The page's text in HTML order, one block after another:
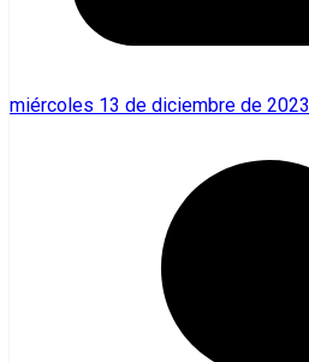
miércoles 13 de diciembre de 2023